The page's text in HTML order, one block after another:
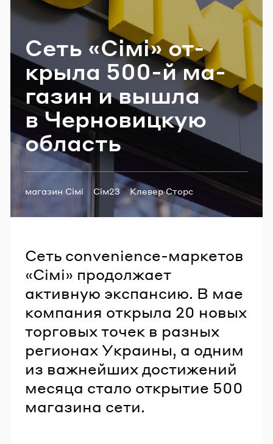
Сеть «Сімі» от­
кры­ла 500-й ма­
га­зин и вышла
в Чер­но­виц­кую
об­ласть
Теги:
магазин Сімі Сім23
Клевер Сторс
convenience
Сеть convenience-маркетов
«Сімі» продолжает
активную экспансию. В мае
компания открыла 20 новых
торговых точек в разных
регионах Украины, а одним
из важнейших достижений
месяца стало открытие 500
магазина сети.
Email
Пароль
Забыли пароль?